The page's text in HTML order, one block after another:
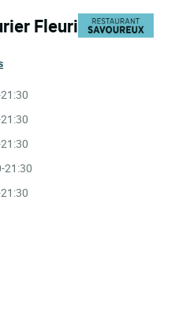
Fleuri
21:30